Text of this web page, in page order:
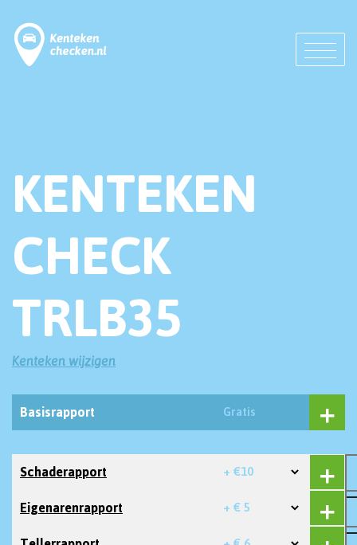
KENTEKEN
CHECK
TRLB35
Kenteken wijzigen
Basisrapport Gratis
Schaderapport + €10
Eigenarenrapport + € 5